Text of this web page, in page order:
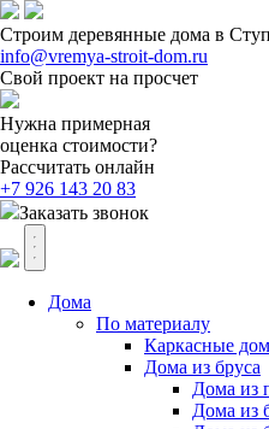
Строим деревянные дома в
info@vremya-stroit-dom.ru
Свой проект на просчет
Нужна примерная
оценка стоимости?
Рассчитать онлайн
+7 926 143 20 83
Заказать звонок
Дома
По материалу
Каркасные
Дома из бруса
Дома из
Дома из